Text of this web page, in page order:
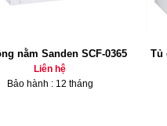
nằm Sanden SCF-0365
Liên hệ
Bảo hành : 12 tháng
Tủ